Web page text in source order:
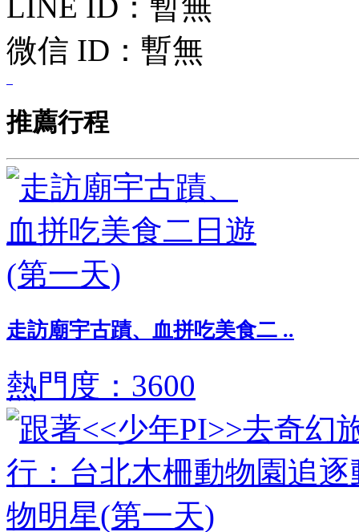
LINE ID： 暫無
微信 ID： 暫無
推薦行程
走訪廟宇古蹟、血拼吃美食二 ..
熱門度：3600